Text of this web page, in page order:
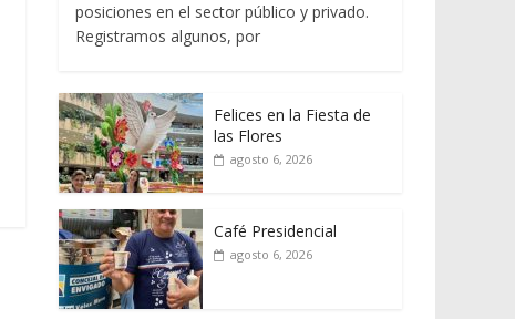
posiciones en el sector público y privado.
Registramos algunos, por
Felices en la Fiesta de
las Flores
agosto 6, 2026
Café Presidencial
agosto 6, 2026